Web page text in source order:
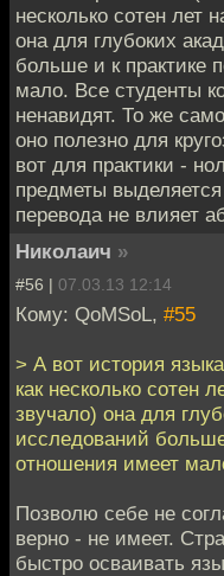
несколько сотен лет
она для глубоких
больше и к практике
мало. Все студенты
ненавидят. То же
оно полезно для
вот для практики -
предметы
перевода не влияет
Николаич »
#56 | 07.03.13 12:14
Кому: QoMSoL, #55
> А вот история
как несколько сотен
звучало) она для
исследований
отношения имеет
Позволю себе не
верно - не имеет.
быстро осваивать